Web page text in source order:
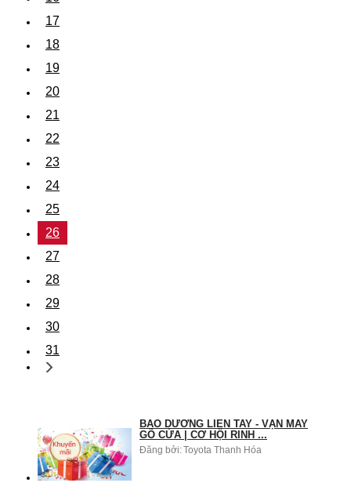
17
18
19
20
21
22
23
24
25
26
27
28
29
30
31
BẢO DƯỠNG LIỀN TAY - VẬN MAY
GÕ CỬA | CƠ HỘI RINH ...
Đăng bởi:Toyota Thanh Hóa